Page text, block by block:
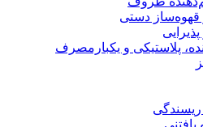
قهوه‌ساز دستی
پلاستیکی و یکبارمصرف